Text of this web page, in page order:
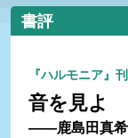
書評
『ハルモニア』
音を見よ
――鹿島田真希